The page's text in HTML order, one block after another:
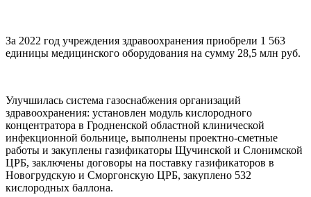
За 2022 год учреждения здравоохранения приобрели 1 563
единицы медицинского оборудования на сумму 28,5 млн руб.
Улучшилась система газоснабжения организаций
здравоохранения: установлен модуль кислородного
концентратора в Гродненской областной клинической
инфекционной больнице, выполнены проектно-сметные
работы и закуплены газификаторы Щучинской и Слонимской
ЦРБ, заключены договоры на поставку газификаторов в
Новогрудскую и Сморгонскую ЦРБ, закуплено 532
кислородных баллона.